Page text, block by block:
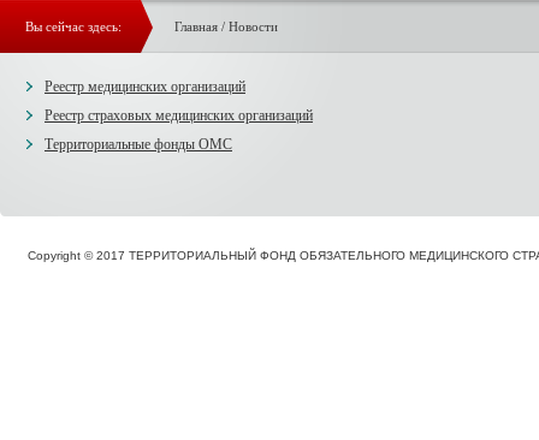
Вы сейчас здесь: Главная/ Новости
Реестр медицинских организаций
Реестр страховых медицинских организаций
Территориальные фонды ОМС
Copyright © 2017 ТЕРРИТОРИАЛЬНЫЙ ФОНД ОБЯЗАТЕЛЬНОГО МЕДИЦИНСКОГО